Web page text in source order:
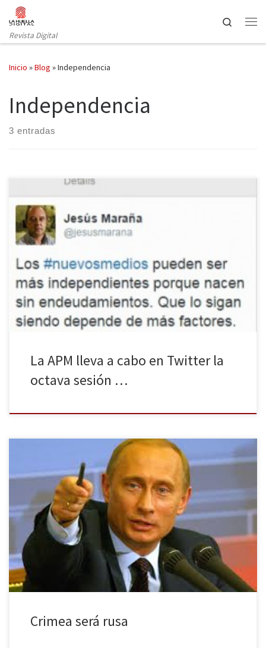
Saltar al contenido
Revista Digital
Search
Inicio »Blog »Independencia
Independencia
3 entradas
El debate giró en torno a los nuevos medios y su independencia.
Durante hora y media, diferentes periodistas de medios
independientes españoles lanzados en los últimos años opinaron
sobre el tema interactuando entre ellos y con los seguidores que
quisieron participar bajo la etiqueta de #nuevosmedios. El 17 de
marzo […]
La APM lleva a cabo en Twitter la
octava sesión …
El pasado 16 de Marzo, el 96,77% de los ciudadanos crimeos que
votaron en el referéndum local, decidieron incorporarse a Rusia.
La Duma (Cámara Baja del Parlamento ruso) ratificó cuatro días
después el acuerdo por el que la República autónoma de Crimea
se incorporarán a la Federación Rusa en un […]
Crimea será rusa